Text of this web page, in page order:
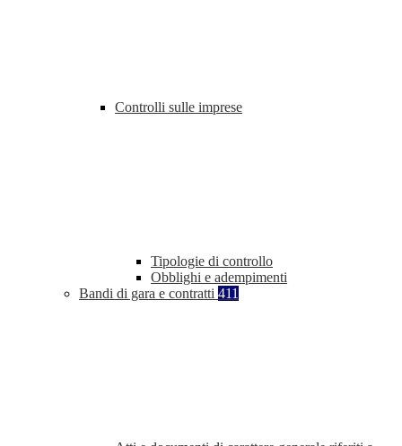
Controlli sulle imprese
Tipologie di controllo
Obblighi e adempimenti
Bandi di gara e contratti 411